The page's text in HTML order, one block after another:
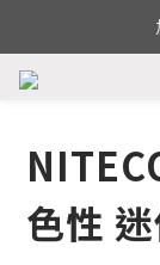
色性